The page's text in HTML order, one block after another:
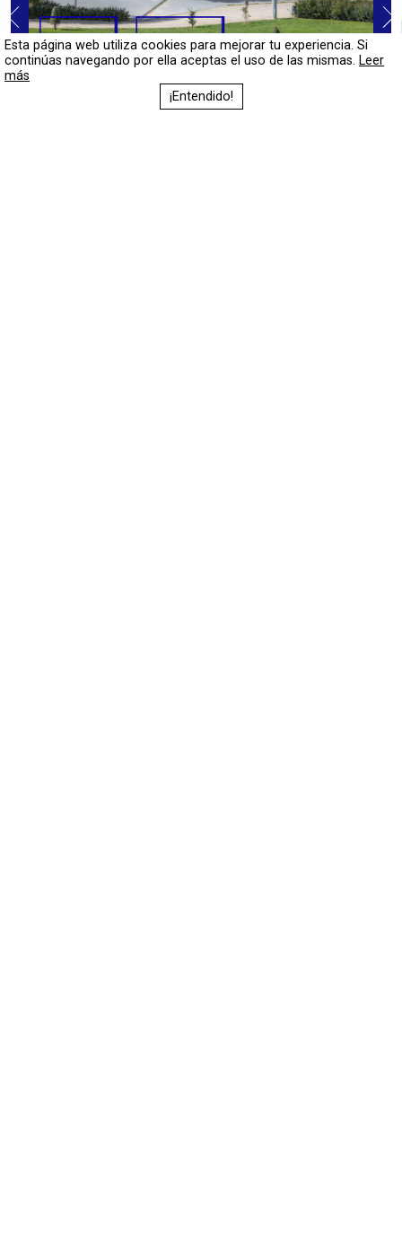
Esta página web utiliza cookies para mejorar tu experiencia. Si
continúas navegando por ella aceptas el uso de las mismas. Leer
más
¡Entendido!